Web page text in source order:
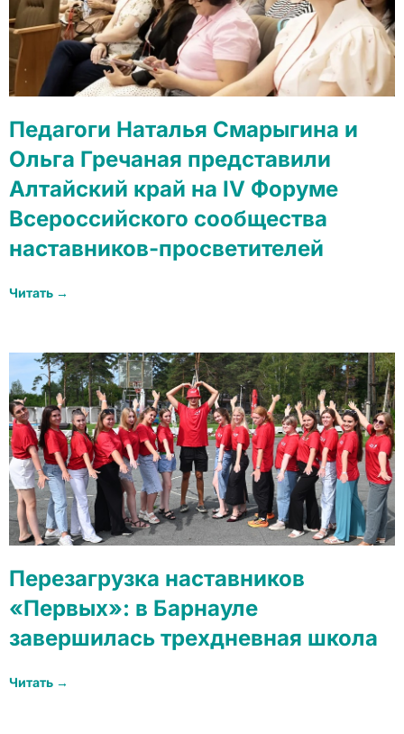
Педагоги Наталья Смарыгина и
Ольга Гречаная представили
Алтайский край на IV Форуме
Всероссийского сообщества
наставников-просветителей
Читать →
Перезагрузка наставников
«Первых»: в Барнауле
завершилась трехдневная школа
Читать →